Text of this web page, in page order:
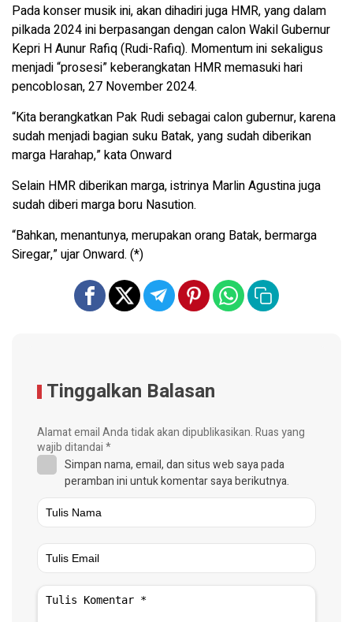
Pada konser musik ini, akan dihadiri juga HMR, yang dalam
pilkada 2024 ini berpasangan dengan calon Wakil Gubernur
Kepri H Aunur Rafiq (Rudi-Rafiq). Momentum ini sekaligus
menjadi “prosesi” keberangkatan HMR memasuki hari
pencoblosan, 27 November 2024.
“Kita berangkatkan Pak Rudi sebagai calon gubernur, karena
sudah menjadi bagian suku Batak, yang sudah diberikan
marga Harahap,” kata Onward
Selain HMR diberikan marga, istrinya Marlin Agustina juga
sudah diberi marga boru Nasution.
“Bahkan, menantunya, merupakan orang Batak, bermarga
Siregar,” ujar Onward. (*)
Tinggalkan Balasan
Alamat email Anda tidak akan dipublikasikan.Ruas yang
wajib ditandai*
Simpan nama, email, dan situs web saya pada
peramban ini untuk komentar saya berikutnya.